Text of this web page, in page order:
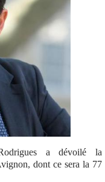
a dévoilé la
dont ce sera la 77